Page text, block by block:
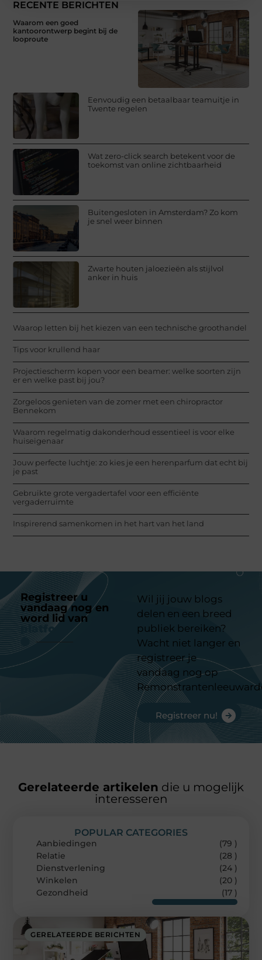
RECENTE BERICHTEN
Waarom een goed
kantoorontwerp begint bij de
looproute
Eenvoudig een betaalbaar teamuitje in
Twente regelen
Wat zero-click search betekent voor de
toekomst van online zichtbaarheid
Buitengesloten in Amsterdam? Zo kom
je snel weer binnen
Zwarte houten jaloezieën als stijlvol
anker in huis
Waarop letten bij het kiezen van een technische groothandel
Tips voor krullend haar
Projectiescherm kopen voor een beamer: welke soorten zijn
er en welke past bij jou?
Zorgeloos genieten van de zomer met een chiropractor
Bennekom
Waarom regelmatig dakonderhoud essentieel is voor elke
huiseigenaar
Jouw perfecte luchtje: zo kies je een herenparfum dat echt bij
je past
Gebruikte grote vergadertafel voor een efficiënte
vergaderruimte
Inspirerend samenkomen in het hart van het land
Registreer u
vandaag nog en
word lid van
platform
Wil jij jouw blogs
delen en een breed
publiek bereiken?
Wacht niet langer en
registreer je
vandaag nog op
Registreer nu!
Gerelateerde artikelen die u mogelijk
interesseren
GERELATEERDE BERICHTEN
POPULAR CATEGORIES
Aanbiedingen
(79 )
Relatie
(28 )
Dienstverlening
(24 )
Winkelen
(20 )
Gezondheid
(17 )